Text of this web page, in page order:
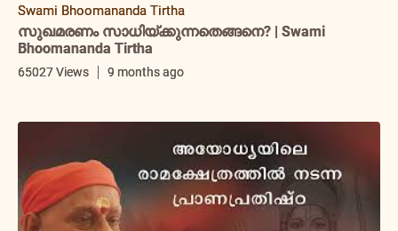
Swami Bhoomananda Tirtha
സുഖമരണം സാധിയ്ക്കുന്നതെങ്ങനെ? | Swami
Bhoomananda Tirtha
65027 Views 9 months ago